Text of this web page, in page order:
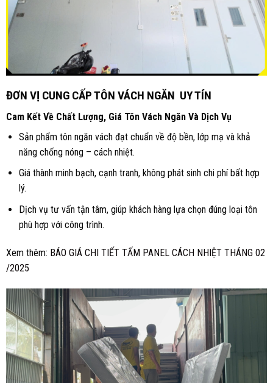
ĐƠN VỊ CUNG CẤP TÔN VÁCH NGĂN UY TÍN
Cam Kết Về Chất Lượng, Giá Tôn Vách Ngăn Và Dịch Vụ
Sản phẩm tôn ngăn vách đạt chuẩn về độ bền, lớp mạ và khả
năng chống nóng – cách nhiệt.
Giá thành minh bạch, cạnh tranh, không phát sinh chi phí bất hợp
lý.
Dịch vụ tư vấn tận tâm, giúp khách hàng lựa chọn đúng loại tôn
phù hợp với công trình.
Xem thêm: BÁO GIÁ CHI TIẾT TẤM PANEL CÁCH NHIỆT THÁNG 02
/2025